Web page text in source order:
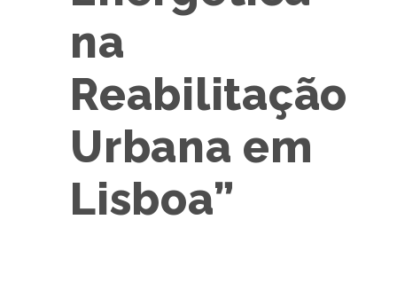
na
Reabilitação
Urbana em
Lisboa”